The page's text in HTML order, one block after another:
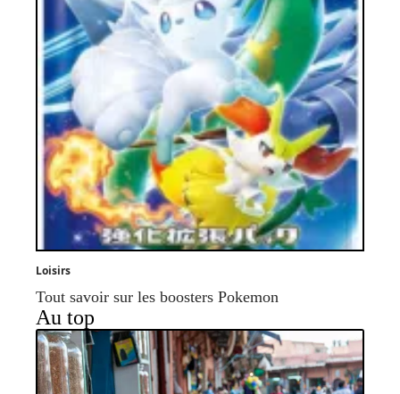
Loisirs
Tout savoir sur les boosters Pokemon
Au top